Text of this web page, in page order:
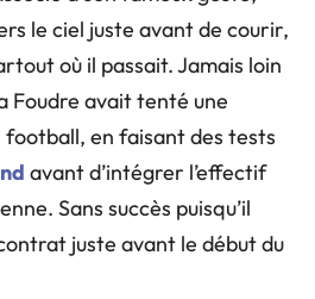
le ciel juste avant de courir,
où il passait. Jamais loin
Foudre avait tenté une
football, en faisant des tests
avant d’intégrer l’effectif
Sans succès puisqu’il
juste avant le début du